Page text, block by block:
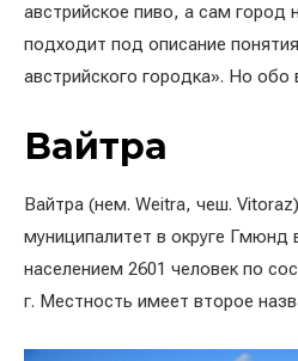
австрийское пиво, а сам город
подходит под описание
австрийского городка». Но обо
Вайтра
Вайтра (нем. Weitra, чеш.
муниципалитет в округе Гмюнд
населением 2601 человек по
г. Местность имеет второе